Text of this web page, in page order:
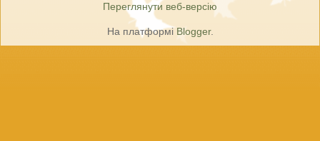
Переглянути веб-версію
На платформі Blogger.